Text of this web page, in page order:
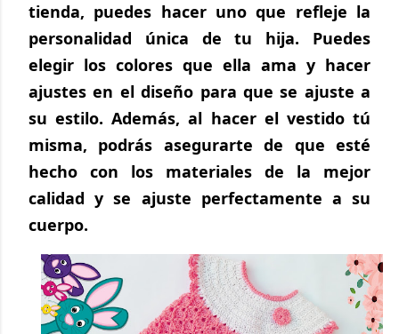
tienda, puedes hacer uno que refleje la
personalidad única de tu hija. Puedes
elegir los colores que ella ama y hacer
ajustes en el diseño para que se ajuste a
su estilo. Además, al hacer el vestido tú
misma, podrás asegurarte de que esté
hecho con los materiales de la mejor
calidad y se ajuste perfectamente a su
cuerpo.